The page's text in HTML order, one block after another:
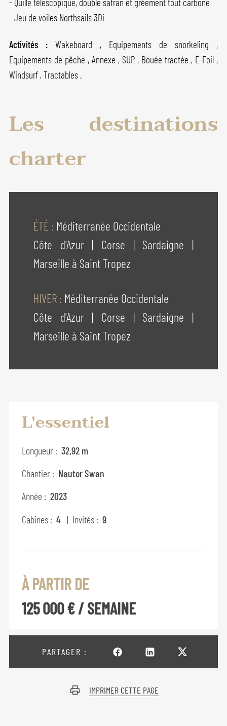
- Quille télescopique, double safran et gréement tout carbone
- Jeu de voiles Northsails 3Di
Activités : Wakeboard , Equipements de snorkeling ,
Equipements de pêche , Annexe , SUP , Bouée tractée , E-Foil ,
Windsurf , Tractables .
Les destinations
charter
ÉTÉ : Méditerranée Occidentale
Côte d'Azur | Corse | Sardaigne |
Marseille à Saint Tropez
HIVER : Méditerranée Occidentale
Côte d'Azur | Corse | Sardaigne |
Marseille à Saint Tropez
L'essentiel
Longueur : 32,92 m
Chantier : Nautor Swan
Année : 2023
Cabines : 4 | Invités : 9
À PARTIR DE
125 000 € / SEMAINE
PARTAGER :
IMPRIMER CETTE PAGE